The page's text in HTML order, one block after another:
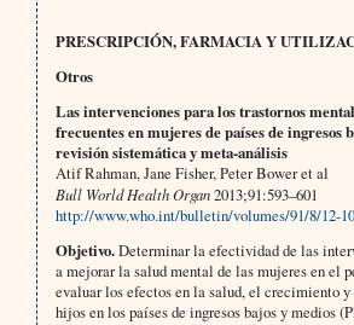
PRESCRIPCIÓN, FARMACIA Y
Otros
Las intervenciones para los trastornos
frecuentes en mujeres de países de ingresos
revisión sistemática y meta-análisis
Atif Rahman, Jane Fisher, Peter Bower et al
Bull World Health Organ2013;91:593–601
http://www.who.int/bulletin/volumes/91/8/12-
Objetivo.Determinar la efectividad de las
a mejorar la salud mental de las mujeres en el
evaluar los efectos en la salud, el crecimiento y
hijos en los países de ingresos bajos y medios